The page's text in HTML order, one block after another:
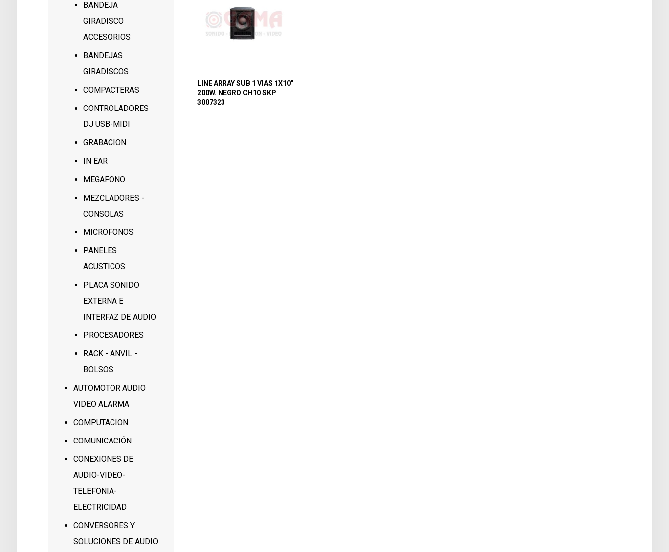
LINE ARRAY SUB 1 VIAS 1X10″
200W. NEGRO CH10 SKP
3007323
BANDEJA
GIRADISCO
ACCESORIOS
BANDEJAS
GIRADISCOS
COMPACTERAS
CONTROLADORES
DJ USB-MIDI
GRABACION
IN EAR
MEGAFONO
MEZCLADORES -
CONSOLAS
MICROFONOS
PANELES
ACUSTICOS
PLACA SONIDO
EXTERNA E
INTERFAZ DE AUDIO
PROCESADORES
RACK - ANVIL -
BOLSOS
AUTOMOTOR AUDIO
VIDEO ALARMA
COMPUTACION
COMUNICACIÓN
CONEXIONES DE
AUDIO-VIDEO-
TELEFONIA-
ELECTRICIDAD
CONVERSORES Y
SOLUCIONES DE AUDIO